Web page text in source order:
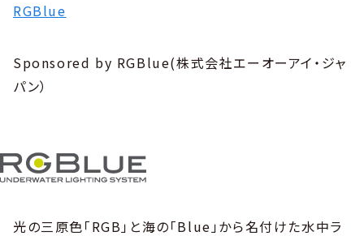
RGBlue
Sponsored by RGBlue(株式会社エーオーアイ・ジャ
パン）
光の三原色「RGB」と海の「Blue」から名付けた水中ラ